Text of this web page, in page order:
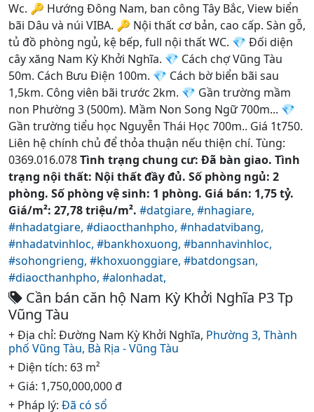
Wc. 🔑 Hướng Đông Nam, ban công Tây Bắc, View biển
bãi Dâu và núi VIBA. 🔑 Nội thất cơ bản, cao cấp. Sàn gỗ,
tủ đồ phòng ngủ, kệ bếp, full nội thất WC. 💎 Đối diện
cây xăng Nam Kỳ Khởi Nghĩa. 💎 Cách chợ Vũng Tàu
50m. Cách Bưu Điện 100m. 💎 Cách bờ biển bãi sau
1,5km. Công viên bãi trước 2km. 💎 Gần trường mầm
non Phường 3 (500m). Mầm Non Song Ngữ 700m... 💎
Gần trường tiểu học Nguyễn Thái Học 700m.. Giá 1t750.
Liên hệ chính chủ để thỏa thuận nếu thiện chí. Tùng:
0369.016.078Tình trạng chung cư: Đã bàn giao. Tình
trạng nội thất: Nội thất đầy đủ. Số phòng ngủ: 2
phòng. Số phòng vệ sinh: 1 phòng. Giá bán: 1,75 tỷ.
Giá/m²: 27,78 triệu/m². #datgiare, #nhagiare,
#nhadatgiare, #diaocthanhpho, #nhadatvibang,
#nhadatvinhloc, #bankhoxuong, #bannhavinhloc,
#sohongrieng, #khoxuonggiare, #batdongsan,
#diaocthanhpho, #alonhadat,
Cần bán căn hộ Nam Kỳ Khởi Nghĩa P3 Tp
Vũng Tàu
+ Địa chỉ: Đường Nam Kỳ Khởi Nghĩa, Phường 3, Thành
phố Vũng Tàu, Bà Rịa - Vũng Tàu
+ Diện tích: 63 m²
+ Giá: 1,750,000,000 đ
+ Pháp lý: Đã có sổ